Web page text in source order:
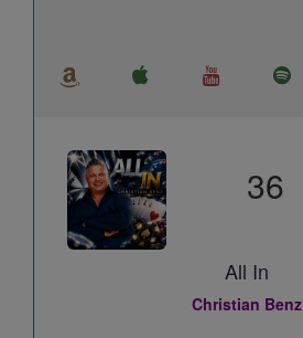
36
All In
Christian Benz